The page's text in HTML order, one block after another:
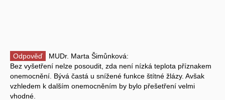
Odpověď
MUDr. Marta Šimůnková:
Bez vyšetření nelze posoudit, zda není nízká teplota příznakem
onemocnění. Bývá častá u snížené funkce štítné žlázy. Avšak
vzhledem k dalším onemocněním by bylo přešetření velmi
vhodné.